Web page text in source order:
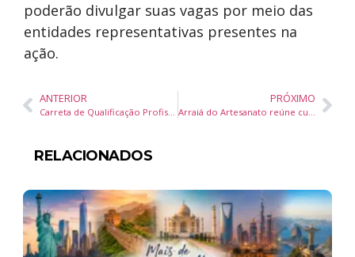
poderão divulgar suas vagas por meio das
entidades representativas presentes na
ação.
ANTERIOR
Carreta de Qualificação Profissional oferece cursos gratuitos de gastronomia em Itajaí
PRÓXIMO
Arraiá do Artesanato reúne cultura, música e gastronomia típica na Beira Rio em Itajaí
RELACIONADOS